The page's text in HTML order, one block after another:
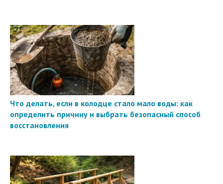
Что делать, если в колодце стало мало воды: как
определить причину и выбрать безопасный способ
восстановления